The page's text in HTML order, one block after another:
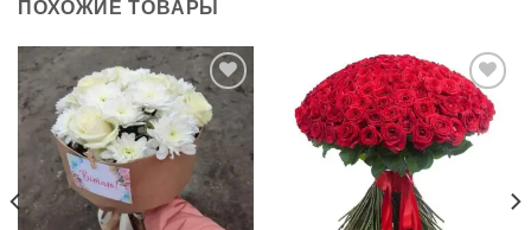
ПОХОЖИЕ ТОВАРЫ
В
избранное
В
избранное